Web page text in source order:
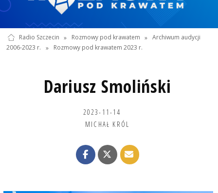
Radio Szczecin » Rozmowy pod krawatem » Archiwum audycji
2006-2023 r.
» Rozmowy pod krawatem 2023 r.
Dariusz Smoliński
2023-11-14
MICHAŁ KRÓL